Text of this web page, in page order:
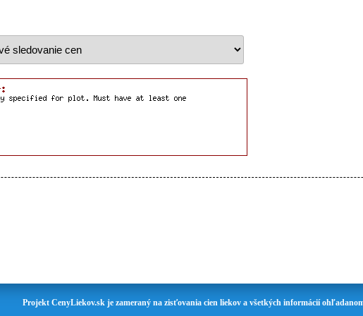
Projekt CenyLiekov.sk je zameraný na zisťovania cien liekov a všetkých informácií